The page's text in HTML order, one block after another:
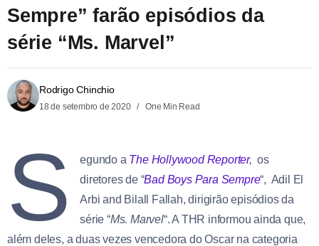
Sempre” farão episódios da
série “Ms. Marvel”
Rodrigo Chinchio
18 de setembro de 2020 One Min Read
S egundo a The Hollywood Reporter, os
diretores de “Bad Boys Para Sempre“, Adil El
Arbi and Bilall Fallah, dirigirão episódios da
série “Ms. Marvel“. A THR informou ainda que,
além deles, a duas vezes vencedora do Oscar na categoria